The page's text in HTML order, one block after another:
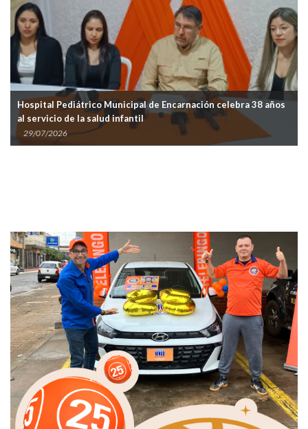
celebra 38 años
Aumentan las consultas por
niños en Encarnación, pero
23/07/2026